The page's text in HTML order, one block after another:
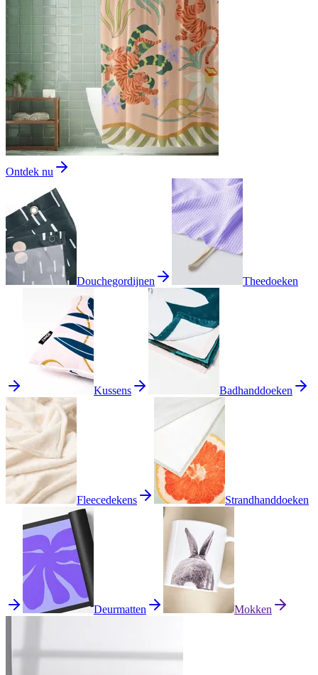
Ontdek nu
Douchegordijnen Theedoeken
Kussens Badhanddoeken
Fleecedekens Strandhanddoeken
Deurmatten Mokken